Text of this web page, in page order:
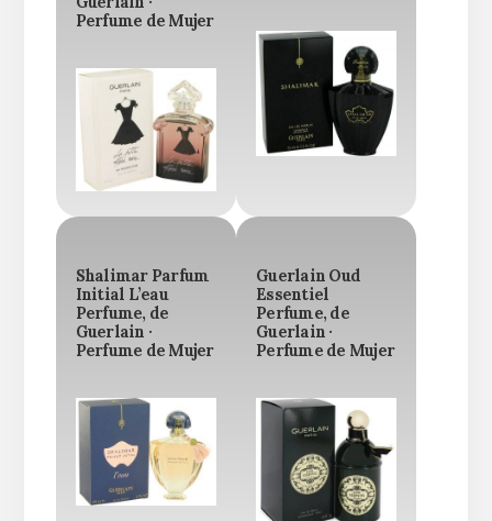
Perfume de Mujer
Shalimar Parfum
Initial L’eau
Perfume, de
Guerlain ·
Perfume de Mujer
Guerlain Oud
Essentiel
Perfume, de
Guerlain ·
Perfume de Mujer